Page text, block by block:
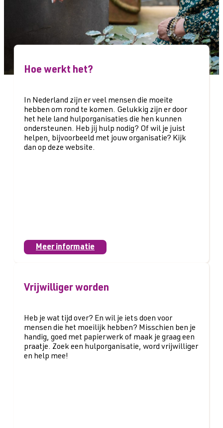
Hoe werkt het?
In Nederland zijn er veel mensen die moeite
hebben om rond te komen. Gelukkig zijn er door
het hele land hulporganisaties die hen kunnen
ondersteunen. Heb jij hulp nodig? Of wil je juist
helpen, bijvoorbeeld met jouw organisatie? Kijk
dan op deze website.
Meer informatie
Vrijwilliger worden
Heb je wat tijd over? En wil je iets doen voor
mensen die het moeilijk hebben? Misschien ben je
handig, goed met papierwerk of maak je graag een
praatje. Zoek een hulporganisatie, word vrijwilliger
en help mee!